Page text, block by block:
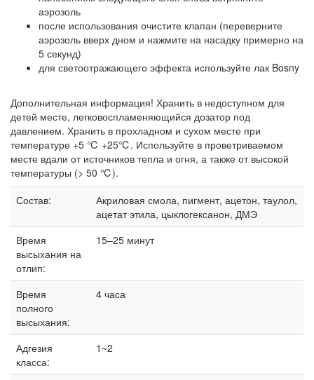
аэрозоль
после использования очистите клапан (переверните
аэрозоль вверх дном и нажмите на насадку примерно на
5 секунд)
для светоотражающего эффекта используйте лак Bosny
Дополнительная информация! Хранить в недоступном для
детей месте, легковоспламеняющийся дозатор под
давлением. Хранить в прохладном и сухом месте при
температуре +5 ℃ +25℃. Используйте в проветриваемом
месте вдали от источников тепла и огня, а также от высокой
температуры (> 50 ℃).
Состав:
Акриловая смола, пигмент, ацетон, таулол,
ацетат этила, цыклогексанон, ДМЭ
Время
высыхания на
отлип:
15–25 минут
Время
полного
высыхания:
4 часа
Адгезия
класса:
1~2